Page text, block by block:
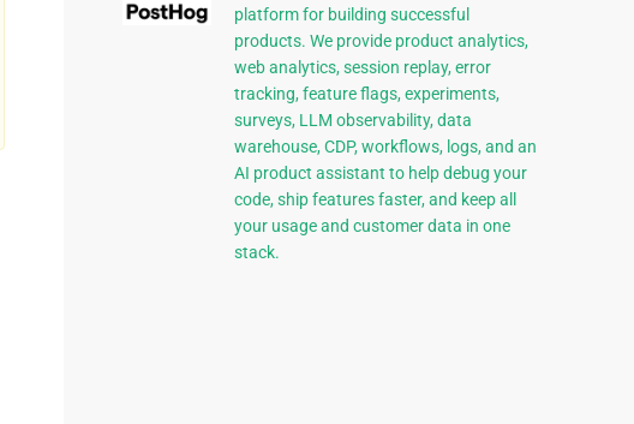
platform for building successful
products. We provide product analytics,
web analytics, session replay, error
tracking, feature flags, experiments,
surveys, LLM observability, data
warehouse, CDP, workflows, logs, and an
AI product assistant to help debug your
code, ship features faster, and keep all
your usage and customer data in one
stack.